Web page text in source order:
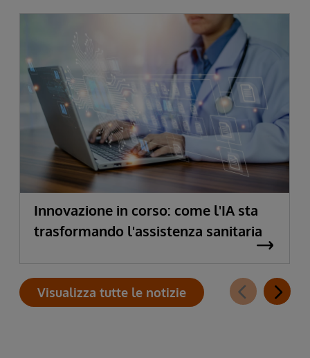
Innovazione in corso: come l'IA sta
trasformando l'assistenza sanitaria
Visualizza tutte le notizie